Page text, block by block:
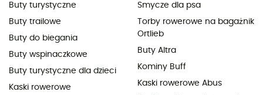
Buty turystyczne
Buty trailowe
Buty do biegania
Buty wspinaczkowe
Buty turystyczne dla dzieci
Kaski rowerowe
Smycze dla psa
Torby rowerowe na bagażnik
Ortlieb
Buty Altra
Kominy Buff
Kaski rowerowe Abus